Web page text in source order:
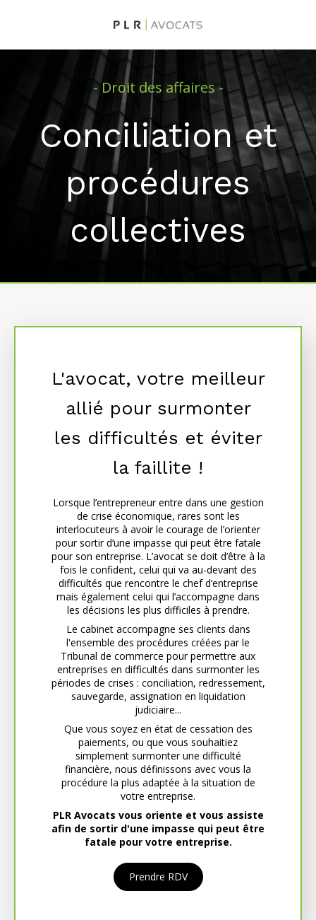
- Droit des affaires -
Conciliation et
procédures
collectives
L'avocat, votre meilleur
allié pour surmonter
les difficultés et éviter
la faillite !
Lorsque l’entrepreneur entre dans une gestion
de crise économique, rares sont les
interlocuteurs à avoir le courage de l’orienter
pour sortir d’une impasse qui peut être fatale
pour son entreprise. L’avocat se doit d’être à la
fois le confident, celui qui va au-devant des
difficultés que rencontre le chef d’entreprise
mais également celui qui l’accompagne dans
les décisions les plus difficiles à prendre.
Le cabinet accompagne ses clients dans
l'ensemble des procédures créées par le
Tribunal de commerce pour permettre aux
entreprises en difficultés dans surmonter les
périodes de crises : conciliation, redressement,
sauvegarde, assignation en liquidation
judiciaire...
Que vous soyez en état de cessation des
paiements, ou que vous souhaitiez
simplement surmonter une difficulté
financière, nous définissons avec vous la
procédure la plus adaptée à la situation de
votre entreprise.
PLR Avocats vous oriente et vous assiste
afin de sortir d'une impasse qui peut être
fatale pour votre entreprise.
Prendre RDV